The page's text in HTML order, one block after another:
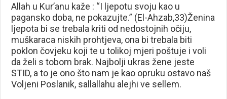
Allah u Kur’anu kaže : “I ljepotu svoju kao u
pagansko doba, ne pokazujte.” (El-Ahzab,33)Ženina
ljepota bi se trebala kriti od nedostojnih očiju,
muškaraca niskih prohtjeva, ona bi trebala biti
poklon čovjeku koji te u tolikoj mjeri poštuje i voli
da želi s tobom brak. Najbolji ukras žene jeste
STID, a to je ono što nam je kao opruku ostavo naš
Voljeni Poslanik, sallallahu alejhi ve sellem.